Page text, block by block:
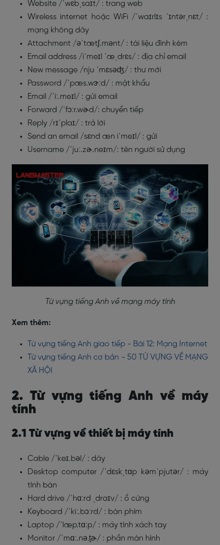
Website /ˈwɛbˌsaɪt/ : trang web
Wireless internet hoặc WiFi /ˈwaɪrlɪs ˈɪntərˌnɛt/ :
mạng không dây
Attachment /əˈtætʃ.mənt/ : tài liệu đính kèm
Email address /iˈmeɪl ˈæˌdrɛs/ : địa chỉ email
New message /nju ˈmɛsəʤ/ : thư mới
Password /ˈpæs.wɝːd/ : mật khẩu
Email /ˈiː.meɪl/ : gửi email
Forward /ˈfɔːr.wɚd/: chuyển tiếp
Reply /rɪˈplaɪ/ : trả lời
Send an email /sɛnd æn iˈmeɪl/ : gửi
Username /ˈjuː.zɚ.neɪm/: tên người sử dụng
Từ vựng tiếng Anh về mạng máy tính
Xem thêm:
Từ vựng tiếng Anh giao tiếp - Bài 12: Mạng Internet
Từ vựng tiếng Anh cơ bản - 50 TỪ VỰNG VỀ MẠNG
XÃ HỘI
2. Từ vựng tiếng Anh về máy
tính
2.1 Từ vựng về thiết bị máy tính
Cable /ˈkeɪ.bəl/ : dây
Desktop computer /ˈdɛskˌtɑp kəmˈpjutər/ : máy
tính bàn
Hard drive /ˈhɑːrd ˌdraɪv/ : ổ cứng
Keyboard /ˈkiː.bɔːrd/ : bàn phím
Laptop /ˈlæp.tɑːp/ : máy tính xách tay
Monitor /ˈmɑː.nə.t̬ɚ/ : phần màn hình